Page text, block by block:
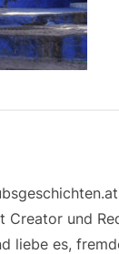
Creator und
liebe es,